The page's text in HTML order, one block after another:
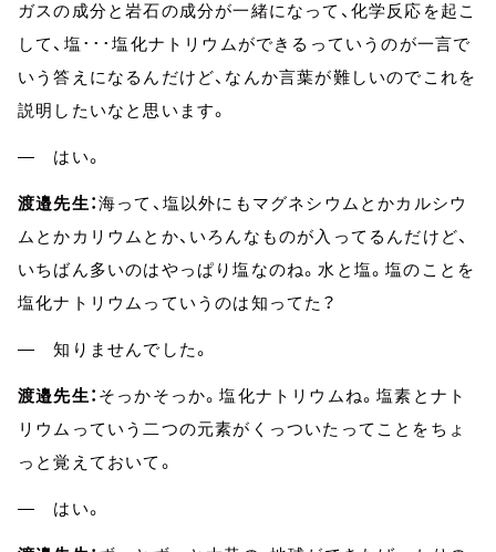
ガスの成分と岩石の成分が一緒になって、化学反応を起こ
して、塩･･･塩化ナトリウムができるっていうのが一言で
いう答えになるんだけど、なんか言葉が難しいのでこれを
説明したいなと思います。
― はい。
渡邉先生：海って、塩以外にもマグネシウムとかカルシウ
ムとかカリウムとか、いろんなものが入ってるんだけど、
いちばん多いのはやっぱり塩なのね。水と塩。塩のことを
塩化ナトリウムっていうのは知ってた？
― 知りませんでした。
渡邉先生： そっかそっか。塩化ナトリウムね。塩素とナト
リウムっていう二つの元素がくっついたってことをちょ
っと覚えておいて。
― はい。